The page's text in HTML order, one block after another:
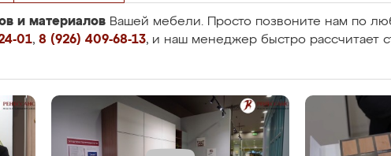
и материалов Вашей мебели. Просто позвоните нам по
01, 8 (926) 409-68-13, и наш менеджер быстро рассчитает